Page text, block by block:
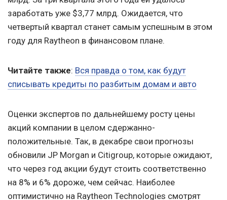
заработать уже $3,77 млрд. Ожидается, что
четвертый квартал станет самым успешным в этом
году для Raytheon в финансовом плане.
Читайте также: Вся правда о том, как будут
списывать кредиты по разбитым домам и авто
Оценки экспертов по дальнейшему росту цены
акций компании в целом сдержанно-
положительные. Так, в декабре свои прогнозы
обновили JP Morgan и Citigroup, которые ожидают,
что через год акции будут стоить соответственно
на 8% и 6% дороже, чем сейчас. Наиболее
оптимистично на Raytheon Technologies смотрят